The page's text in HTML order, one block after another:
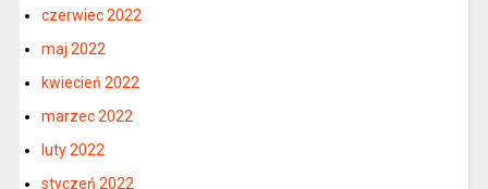
czerwiec 2022
maj 2022
kwiecień 2022
marzec 2022
luty 2022
styczeń 2022